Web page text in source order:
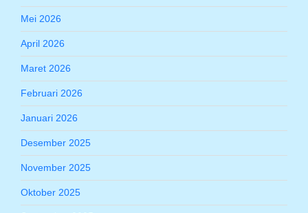
Mei 2026
April 2026
Maret 2026
Februari 2026
Januari 2026
Desember 2025
November 2025
Oktober 2025